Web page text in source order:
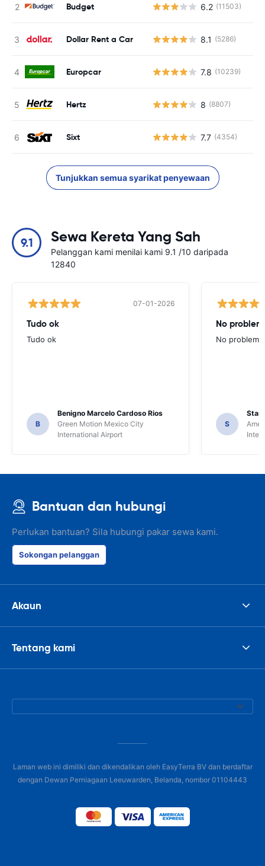
Budget 6.2 (11503)
Dollar Rent a Car 8.1 (5286)
Europcar 7.8 (10239)
Hertz 8 (8807)
Sixt 7.7 (4354)
Tunjukkan semua syarikat penyewaan
9.1 Sewa Kereta Yang Sah
Pelanggan kami menilai kami 9.1 /10 daripada
12840
07-01-2026
Tudo ok
Tudo ok
B
Benigno Marcelo Cardoso Rios
Green Motion Mexico City
International Airport
No
No
S
Bantuan dan hubungi
Perlukan bantuan? Sila hubungi pakar sewa kami.
Sokongan pelanggan
Akaun
Tentang kami
Laman web ini dimiliki dan dikendalikan oleh EasyTerra BV dan berdaftar
dengan Dewan Perniagaan Leeuwarden, Belanda, nombor 01104443